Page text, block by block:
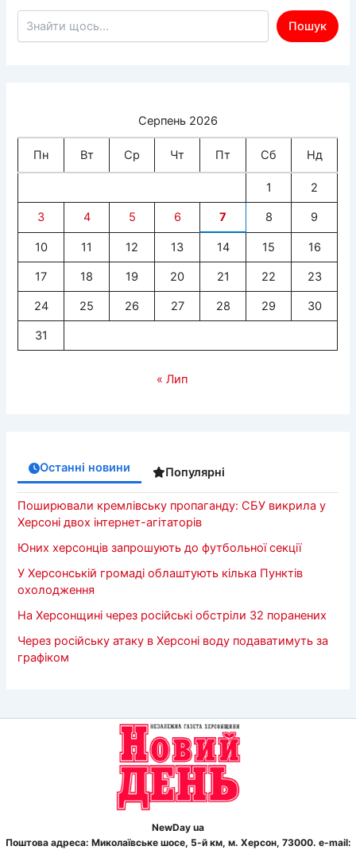
Пошук по сайту
Пошук
Серпень 2026
Пн Вт Ср Чт Пт Сб Нд
1 2
3 4 5 6 7 8 9
10 11 12 13 14 15 16
17 18 19 20 21 22 23
24 25 26 27 28 29 30
31
« Лип
Останні новини Популярні
Поширювали кремлівську пропаганду: СБУ викрила у
Херсоні двох інтернет-агітаторів
Юних херсонців запрошують до футбольної секції
У Херсонській громаді облаштують кілька Пунктів
охолодження
На Херсонщині через російські обстріли 32 поранених
Через російську атаку в Херсоні воду подаватимуть за
графіком
NewDay ua
Поштова адреса: Миколаївське шосе, 5-й км, м. Херсон, 73000. e-mail: